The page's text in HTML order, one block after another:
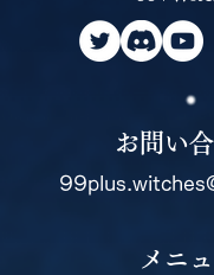
お問い
メニ